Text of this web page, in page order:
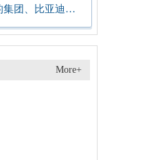
集团、比亚迪、
More+